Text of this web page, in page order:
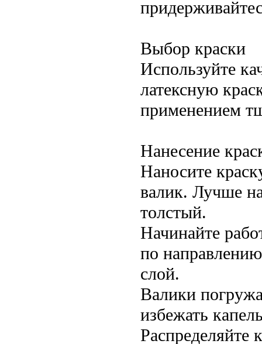
Выбор краски
Используйте
латексную
применением
Нанесение
Наносите
валик. Лучше
толстый.
Начинайте
по
слой.
Валики
избежать